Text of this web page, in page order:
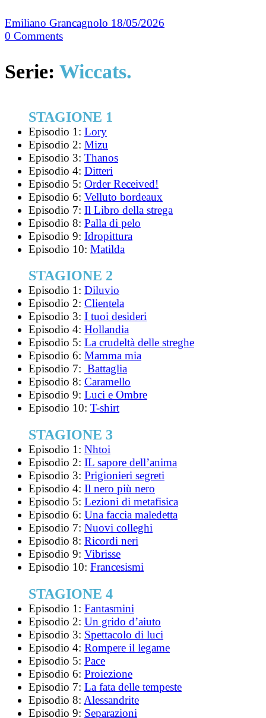
Emiliano Grancagnolo 18/05/2026
0 Comments
Serie: Wiccats.
STAGIONE 1
Episodio 1: Lory
Episodio 2: Mizu
Episodio 3: Thanos
Episodio 4: Ditteri
Episodio 5: Order Received!
Episodio 6: Velluto bordeaux
Episodio 7: Il Libro della strega
Episodio 8: Palla di pelo
Episodio 9: Idropittura
Episodio 10: Matilda
STAGIONE 2
Episodio 1: Diluvio
Episodio 2: Clientela
Episodio 3: I tuoi desideri
Episodio 4: Hollandia
Episodio 5: La crudeltà delle streghe
Episodio 6: Mamma mia
Episodio 7: Battaglia
Episodio 8: Caramello
Episodio 9: Luci e Ombre
Episodio 10: T-shirt
STAGIONE 3
Episodio 1: Nhtoi
Episodio 2: IL sapore dell’anima
Episodio 3: Prigionieri segreti
Episodio 4: Il nero più nero
Episodio 5: Lezioni di metafisica
Episodio 6: Una faccia maledetta
Episodio 7: Nuovi colleghi
Episodio 8: Ricordi neri
Episodio 9: Vibrisse
Episodio 10: Francesismi
STAGIONE 4
Episodio 1: Fantasmini
Episodio 2: Un grido d’aiuto
Episodio 3: Spettacolo di luci
Episodio 4: Rompere il legame
Episodio 5: Pace
Episodio 6: Proiezione
Episodio 7: La fata delle tempeste
Episodio 8: Alessandrite
Episodio 9: Separazioni